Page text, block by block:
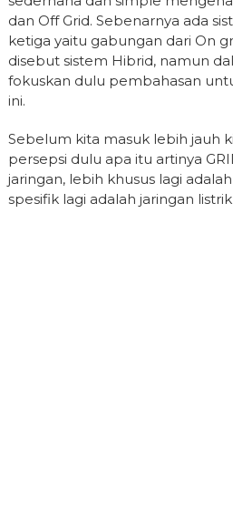
dan Off Grid. Sebenarnya ada
ketiga yaitu gabungan dari On
disebut sistem Hibrid, namun
fokuskan dulu pembahasan
ini.
Sebelum kita masuk lebih jauh
persepsi dulu apa itu artinya
jaringan, lebih khusus lagi
spesifik lagi adalah jaringan